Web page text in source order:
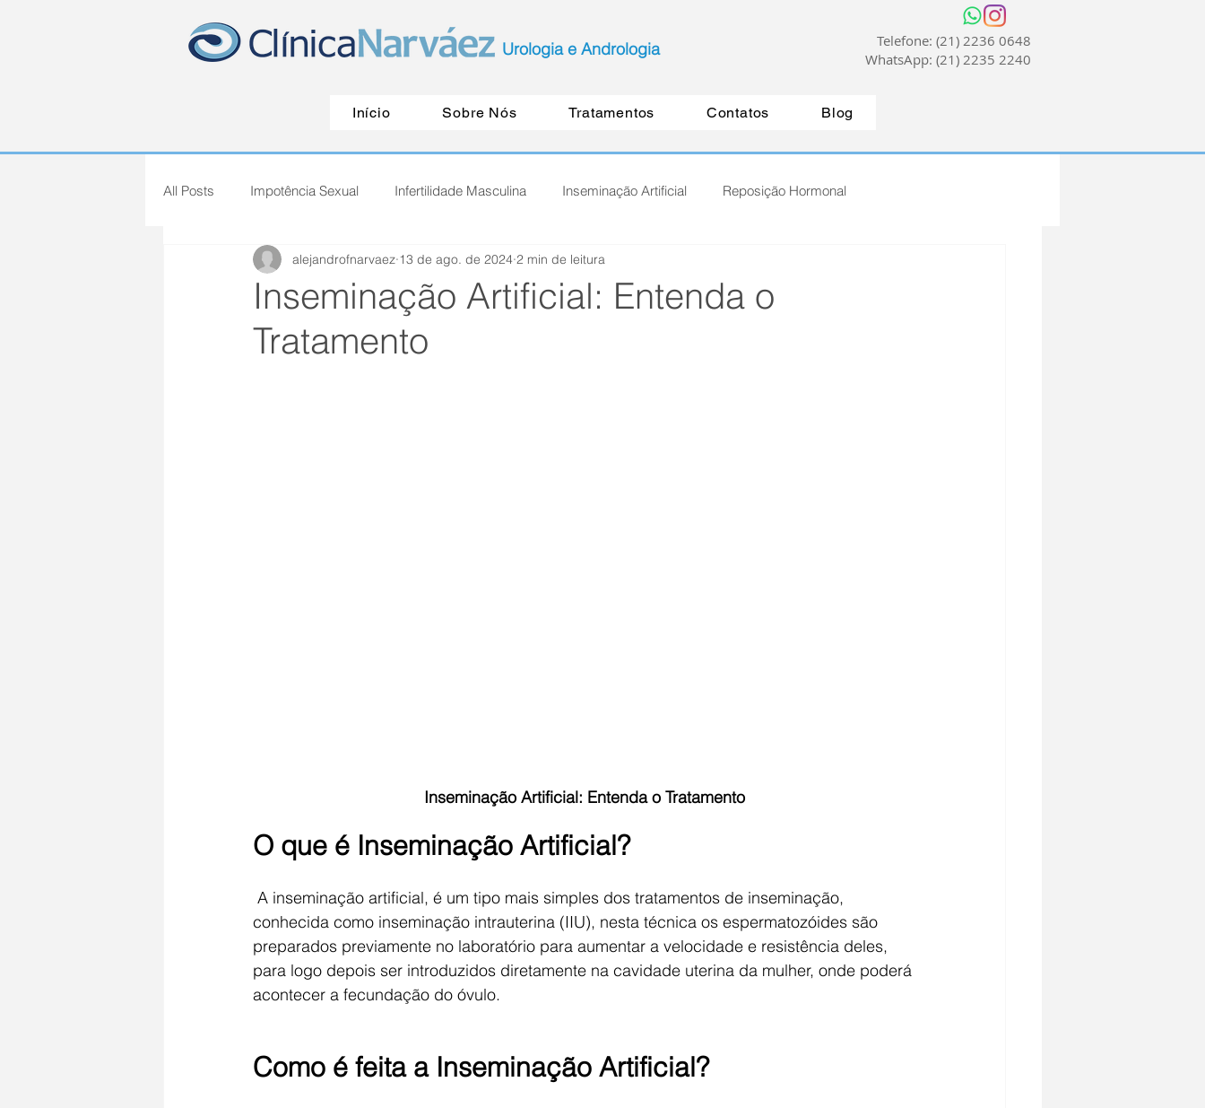
Urologia e Andrologia
Telefone: (21) 2236 0648
WhatsApp: (21) 2235 2240
Início Sobre Nós Tratamentos Contatos Blog
All Posts Impotência Sexual Infertilidade Masculina Inseminação Artificial Reposição Hormonal
Inseminação Artificial: Entenda o
Tratamento
alejandrofnarvaez 13 de ago. de 2024 2 min de leitura
Inseminação Artificial: Entenda o Tratamento
O que é Inseminação Artificial?
A inseminação artificial, é um tipo mais simples dos tratamentos de inseminação,
conhecida como inseminação intrauterina (IIU), nesta técnica os espermatozóides são
preparados previamente no laboratório para aumentar a velocidade e resistência deles,
para logo depois ser introduzidos diretamente na cavidade uterina da mulher, onde poderá
acontecer a fecundação do óvulo.
Como é feita a Inseminação Artificial?